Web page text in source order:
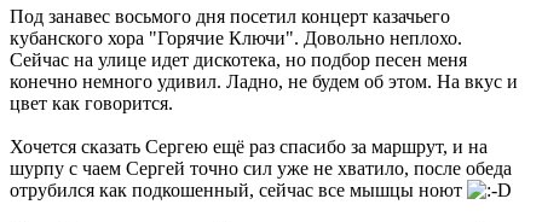
Под занавес восьмого дня посетил концерт казачьего
кубанского хора "Горячие Ключи". Довольно неплохо.
Сейчас на улице идет дискотека, но подбор песен меня
конечно немного удивил. Ладно, не будем об этом. На вкус и
цвет как говорится.
Хочется сказать Сергею ещё раз спасибо за маршрут, и на
шурпу с чаем Сергей точно сил уже не хватило, после обеда
отрубился как подкошенный, сейчас все мышцы ноют